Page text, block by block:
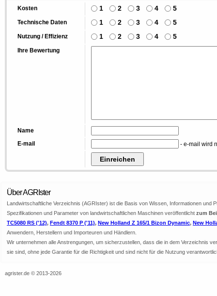
Kosten 1 2 3 4 5
Technische Daten 1 2 3 4 5
Nutzung / Effizienz 1 2 3 4 5
Ihre Bewertung
Name
E-mail
- e-mail wird
Über AGRIster
Landwirtschaftliche Verzeichnis (AGRIster) ist die Basis von Wissen, Informationen
Spezifikationen und Parameter von landwirtschaftlichen Maschinen veröffentlicht zum
TC5080 RS ('12), Fendt 8370 P ('11), New Holland Z 165/1 Bizon Dynamic, New
Anwendern, Herstellern und Importeuren und Händlern.
Wir unternehmen alle Anstrengungen, um sicherzustellen, dass die in dem Verzeichnis
sie sind, ohne jede Garantie für die Richtigkeit und sind nicht für die Nutzung
agrister.de © 2013-2026